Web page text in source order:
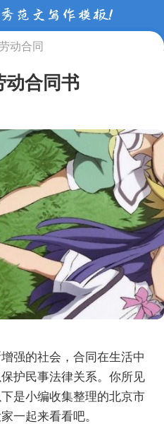
动合同
动合同书
强的社会，合同在生活中
护民事法律关系。你所见
是小编收集整理的北京市
一起来看看吧。